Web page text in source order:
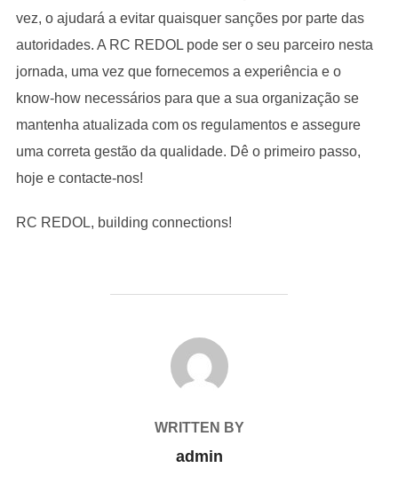
vez, o ajudará a evitar quaisquer sanções por parte das
autoridades. A RC REDOL pode ser o seu parceiro nesta
jornada, uma vez que fornecemos a experiência e o
know-how necessários para que a sua organização se
mantenha atualizada com os regulamentos e assegure
uma correta gestão da qualidade. Dê o primeiro passo,
hoje e contacte-nos!
RC REDOL, building connections!
POST AUTHOR
WRITTEN BY
admin